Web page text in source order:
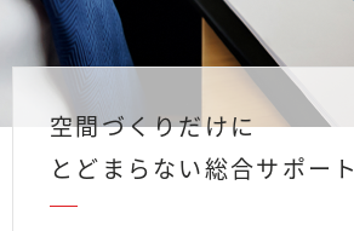
空間づくりだけに
とどまらない総合サポート